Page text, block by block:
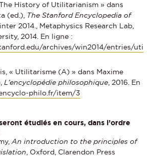
History of Utilitarianism » dans
(ed.), The Stanford Encyclopedia of
2014., Metaphysics Research Lab,
2014. En ligne :
archives/win2014/entries/
« Utilitarisme (A) » dans Maxime
L’encyclopédie philosophique, 2016. En
philo.fr/item/3
étudiés en cours, dans l’ordre
An introduction to the principles of
, Oxford, Clarendon Press